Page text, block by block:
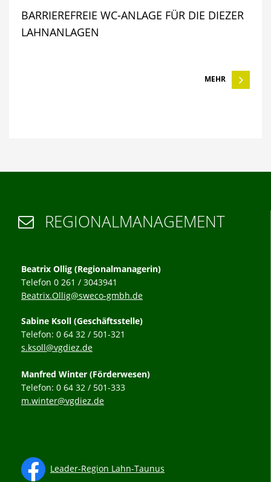
BARRIEREFREIE WC-ANLAGE FÜR DIE DIEZER
LAHNANLAGEN
MEHR
 REGIONALMANAGEMENT
Beatrix Ollig (Regionalmanagerin)
Telefon 0 261 / 3043941
Beatrix.Ollig@sweco-gmbh.de
Sabine Ksoll (Geschäftsstelle)
Telefon: 0 64 32 / 501-321
s.ksoll@vgdiez.de
Manfred Winter (Förderwesen)
Telefon: 0 64 32 / 501-333
m.winter@vgdiez.de
Leader-Region Lahn-Taunus